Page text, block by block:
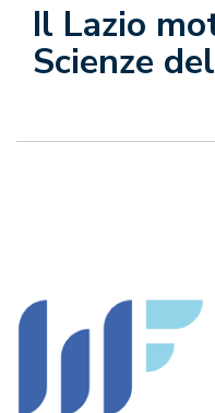
Il Lazio
Scienze